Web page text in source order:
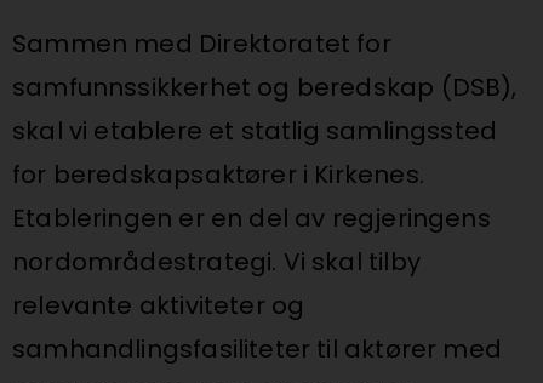
Sammen med Direktoratet for
samfunnssikkerhet og beredskap (DSB),
skal vi etablere et statlig samlingssted
for beredskapsaktører i Kirkenes.
Etableringen er en del av regjeringens
nordområdestrategi. Vi skal tilby
relevante aktiviteter og
samhandlingsfasiliteter til aktører med